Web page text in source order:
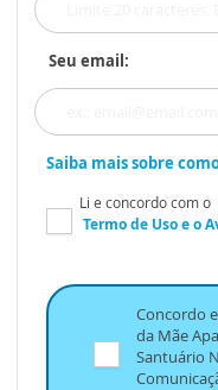
Seu email:
Saiba mais sobre
Li e concordo com o
Termo de Usoe o
Concordo
da Mãe
Santuário